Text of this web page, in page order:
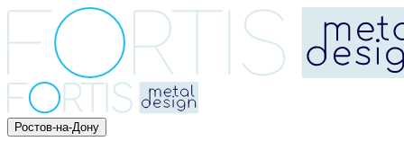
Ростов-на-Дону